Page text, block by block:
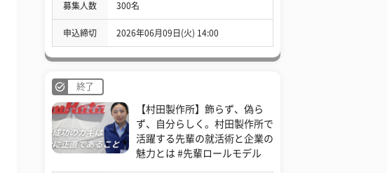
募集人数 300名
申込締切 2026年06月09日(火) 14:00
終了
【村田製作所】飾らず、偽ら
ず、自分らしく。村田製作所で
活躍する先輩の就活術と企業の
魅力とは #先輩ロールモデル